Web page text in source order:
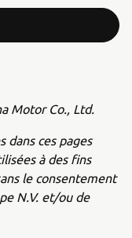
Motor Co., Ltd.
dans ces pages
à des fins
le consentement
N.V. et/ou de